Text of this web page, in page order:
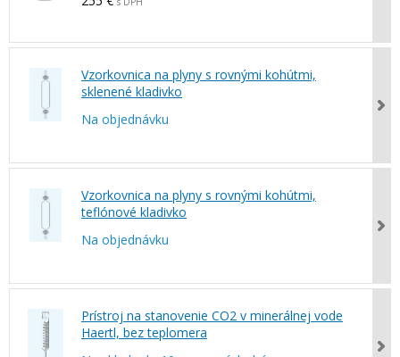
Vzorkovnica na plyny s rovnými kohútmi,
sklenené kladivko
Na objednávku
Vzorkovnica na plyny s rovnými kohútmi,
teflónové kladivko
Na objednávku
Prístroj na stanovenie CO2 v minerálnej vode
Haertl, bez teplomera